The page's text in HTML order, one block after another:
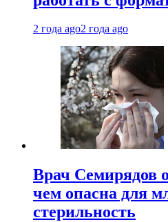
2 года ago2 года ago
Врач Семирядов
чем опасна для
стерильность